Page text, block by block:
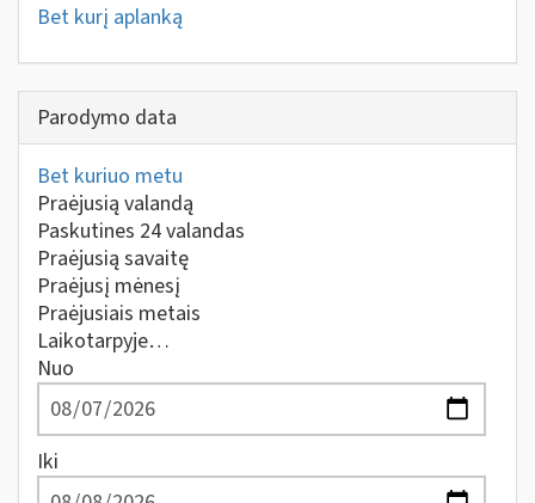
Bet kurį aplanką
Parodymo data
Bet kuriuo metu
Praėjusią valandą
Paskutines 24 valandas
Praėjusią savaitę
Praėjusį mėnesį
Praėjusiais metais
Laikotarpyje…
Nuo
Iki